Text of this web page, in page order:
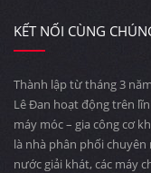
KẾT NỐI CÙNG
Thành lập từ tháng 3
Lê Đan hoạt động trên
máy móc – gia công cơ
là nhà phân phối
nước giải khát, các máy